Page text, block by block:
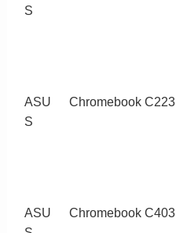
S
ASU
S
Chromebook C223
ASU
Chromebook C403